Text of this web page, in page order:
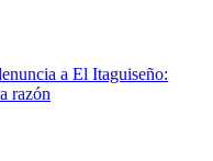
a El Itaguiseño:
razón